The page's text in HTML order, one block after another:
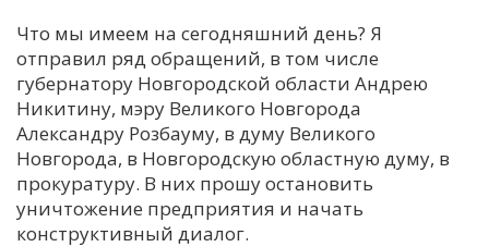
Что мы имеем на сегодняшний день? Я
отправил ряд обращений, в том числе
губернатору Новгородской области Андрею
Никитину, мэру Великого Новгорода
Александру Розбауму, в думу Великого
Новгорода, в Новгородскую областную думу, в
прокуратуру. В них прошу остановить
уничтожение предприятия и начать
конструктивный диалог.